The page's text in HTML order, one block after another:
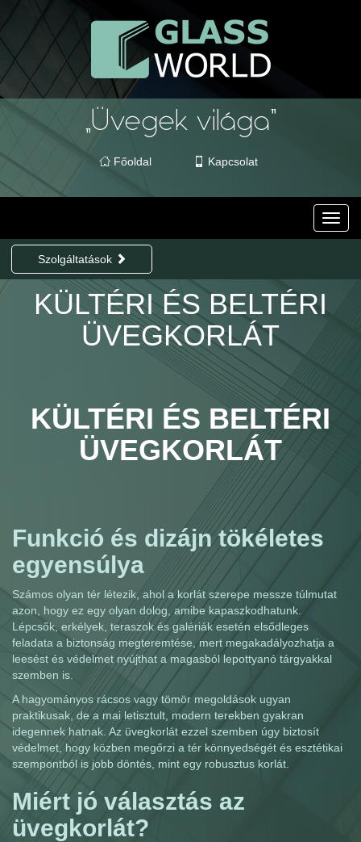
Főoldal Kapcsolat
Szolgáltatások
KÜLTÉRI ÉS BELTÉRI
ÜVEGKORLÁT
KÜLTÉRI ÉS BELTÉRI
ÜVEGKORLÁT
Funkció és dizájn tökéletes
egyensúlya
Számos olyan tér létezik, ahol a korlát szerepe messze túlmutat
azon, hogy ez egy olyan dolog, amibe kapaszkodhatunk.
Lépcsők, erkélyek, teraszok és galériák esetén elsődleges
feladata a biztonság megteremtése, mert megakadályozhatja a
leesést és védelmet nyújthat a magasból lepottyanó tárgyakkal
szemben is.
A hagyományos rácsos vagy tömör megoldások ugyan
praktikusak, de a mai letisztult, modern terekben gyakran
idegennek hatnak. Az üvegkorlát ezzel szemben úgy biztosít
védelmet, hogy közben megőrzi a tér könnyedségét és esztétikai
szempontból is jobb döntés, mint egy robusztus korlát.
Miért jó választás az
üvegkorlát?